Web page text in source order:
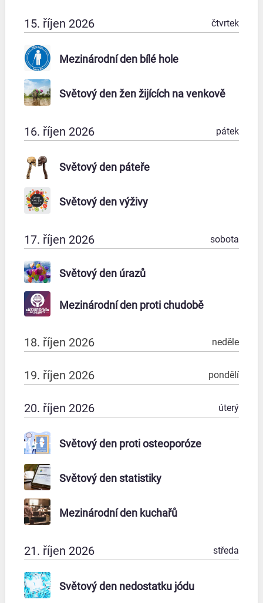
15. říjen 2026 čtvrtek
Mezinárodní den bílé hole
Světový den žen žijících na venkově
16. říjen 2026 pátek
Světový den páteře
Světový den výživy
17. říjen 2026 sobota
Světový den úrazů
Mezinárodní den proti chudobě
18. říjen 2026 neděle
19. říjen 2026 pondělí
20. říjen 2026 úterý
Světový den proti osteoporóze
Světový den statistiky
Mezinárodní den kuchařů
21. říjen 2026 středa
Světový den nedostatku jódu